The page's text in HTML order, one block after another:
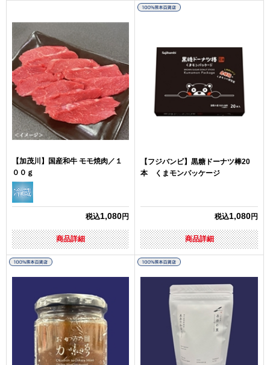
【加茂川】国産和牛 モモ焼肉／１
００ｇ
税込1,080円
商品詳細
【フジバンビ】黒糖ドーナツ棒20
本 くまモンパッケージ
税込1,080円
商品詳細